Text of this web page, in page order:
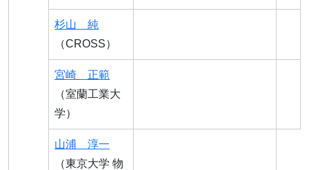
杉山 純
（CROSS）
宮崎 正範
（室蘭工業大
学）
山浦 淳一
（東京大学 物